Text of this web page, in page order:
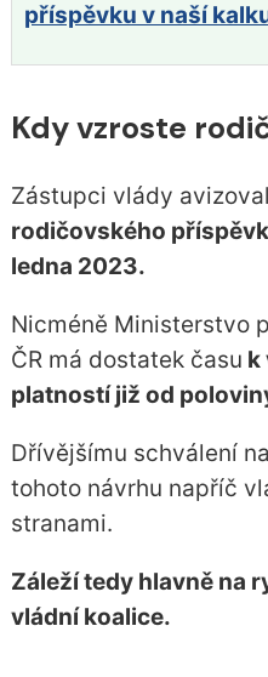
příspěvku v naší
Kdy vzroste
Zástupci vlády
rodičovského
ledna 2023.
Nicméně Ministerstvo
ČR má dostatek času k
platností již od
Dřívějšímu schválení
tohoto návrhu napříč
stranami.
Záleží tedy hlavně na
vládní koalice.